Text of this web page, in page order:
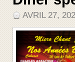
AVRIL 27,